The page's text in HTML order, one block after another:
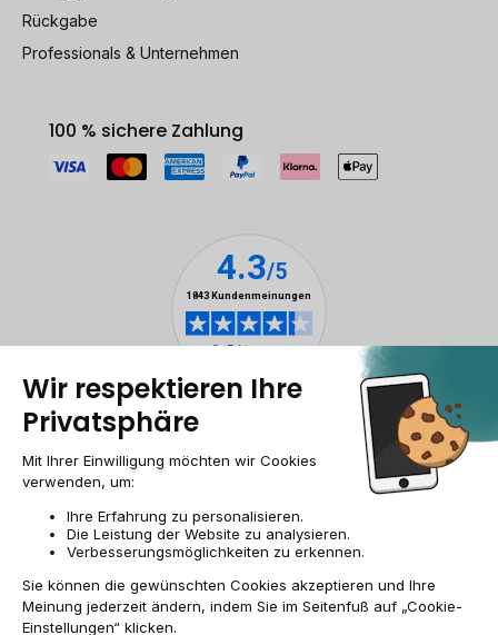
Rückgabe
Professionals & Unternehmen
100 % sichere Zahlung
Impressum & ANB Allgemeine GeschäftsbedingungenCookies
Personenbezogener datenBarrierefreiheit
© 2009-2026 RECOMMERCE - Alle Rechte vorbehalten.